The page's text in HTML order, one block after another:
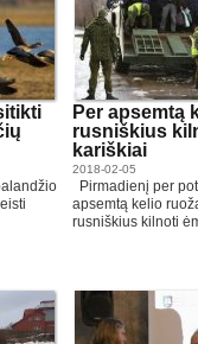
Per apsemtą
rusniškius
kariškiai
2018-02-05
Pirmadienį per
apsemtą kelio
rusniškius kilnoti